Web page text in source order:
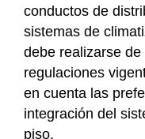
conductos de
sistemas de
debe realizarse
regulaciones
en cuenta las
integración del
piso.